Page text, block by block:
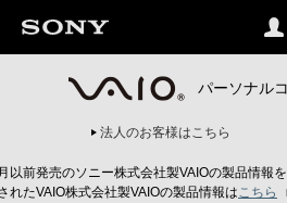
パーソナル
法人のお客様はこちら
以前発売のソニー株式会社製VAIOの製品情報を
れたVAIO株式会社製VAIOの製品情報はこちら